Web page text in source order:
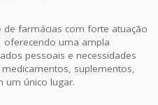
farmácias com forte atuação
oferecendo uma ampla
pessoais e necessidades
suplementos,
um único lugar.